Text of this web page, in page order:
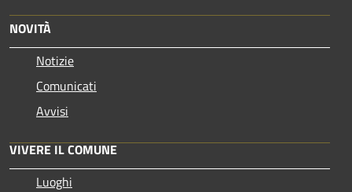
NOVITÀ
Notizie
Comunicati
Avvisi
VIVERE IL COMUNE
Luoghi